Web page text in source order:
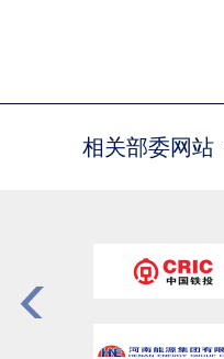
相关部委网站